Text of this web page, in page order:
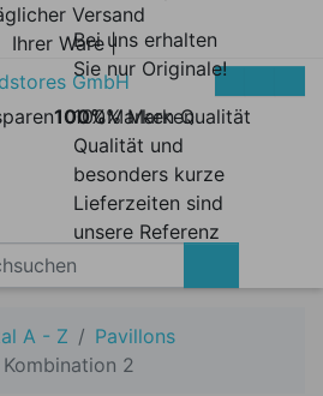
Versand
Ihrer Ware |
100%Marken Qualität
Bei uns erhalten
Sie nur Originale!
100% Marken
Qualität und
besonders kurze
Lieferzeiten sind
unsere Referenz
A - Z
Pavillons
2